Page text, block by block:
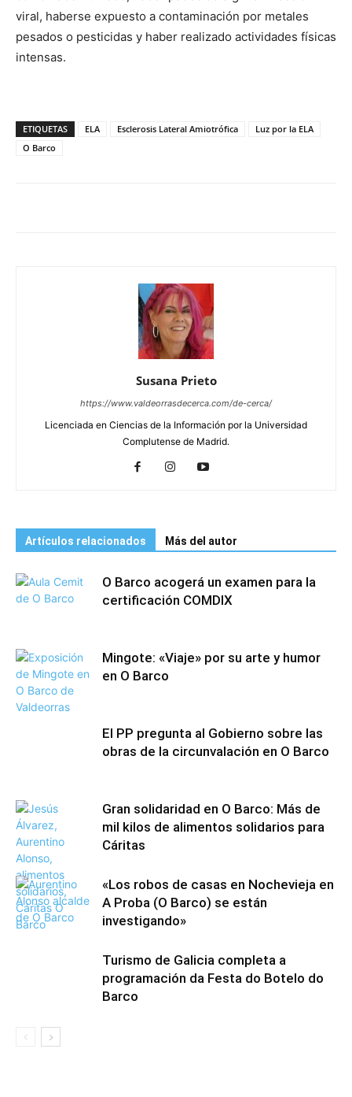
viral, haberse expuesto a contaminación por metales
pesados o pesticidas y haber realizado actividades físicas
intensas.
ETIQUETAS ELA Esclerosis Lateral Amiotrófica
Luz por la ELA
O Barco
Susana Prieto
https://www.valdeorrasdecerca.com/de-cerca/
Licenciada en Ciencias de la Información por la Universidad
Complutense de Madrid.
Artículos relacionados Más del autor
O Barco acogerá un examen para la
certificación COMDIX
Mingote: «Viaje» por su arte y humor
en O Barco
El PP pregunta al Gobierno sobre las
obras de la circunvalación en O Barco
Gran solidaridad en O Barco: Más de
mil kilos de alimentos solidarios para
Cáritas
«Los robos de casas en Nochevieja en
A Proba (O Barco) se están
investigando»
Turismo de Galicia completa a
programación da Festa do Botelo do
Barco